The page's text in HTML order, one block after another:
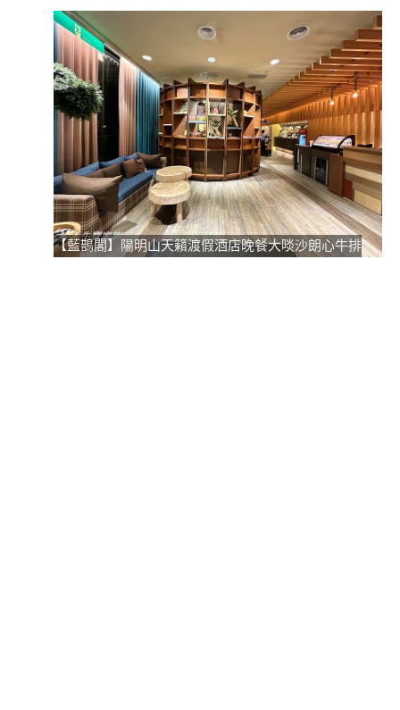
【藍鵲閣】陽明山天籟渡假酒店晚餐大啖沙朗心牛排